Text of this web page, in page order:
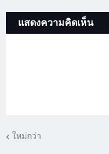
แสดงความคิดเห็น
ใหม่กว่า